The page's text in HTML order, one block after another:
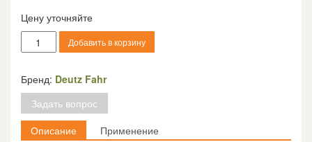
Цену уточняйте
Количество
товара
пружина,
пресс-
подборщик
DEUTZ
FAHR,
Добавить в корзину
Бренд: Deutz Fahr
Задать вопрос
Описание
Применение